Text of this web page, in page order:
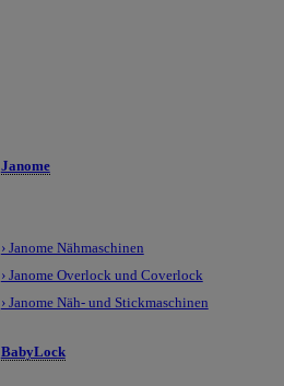
Janome
› Janome Nähmaschinen
› Janome Overlock und Coverlock
› Janome Näh- und Stickmaschinen
BabyLock